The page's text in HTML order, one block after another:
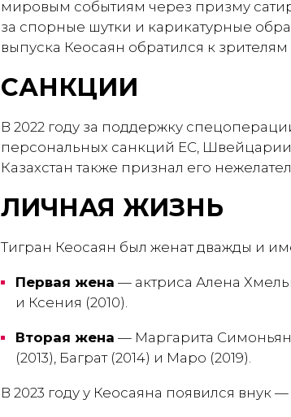
мировым событиям через призму
за спорные шутки и карикатурные
выпуска Кеосаян обратился к
САНКЦИИ
В 2022 году за поддержку
персональных санкций ЕС,
Казахстан также признал его
ЛИЧНАЯ ЖИЗНЬ
Тигран Кеосаян был женат дважды и
Первая жена — актриса Алена
и Ксения (2010).
Вторая жена — Маргарита Симоньян
(2013), Баграт (2014) и Маро (2019).
В 2023 году у Кеосаяна появился внук